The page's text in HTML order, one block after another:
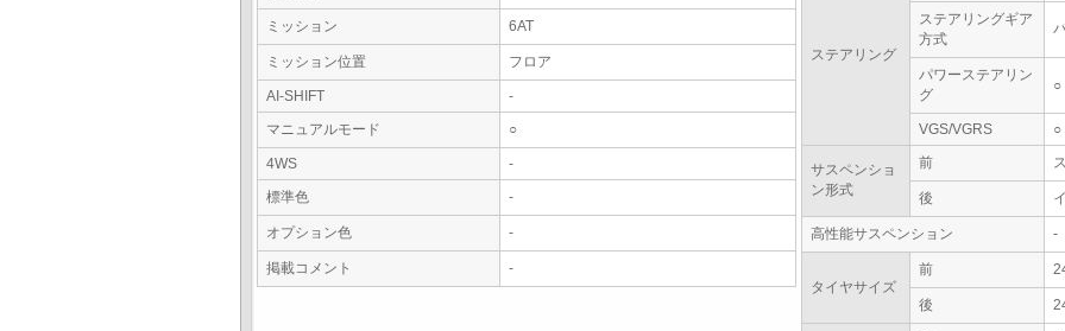
ミッション 6AT
ミッション位置 フロア
AI-SHIFT
-
マニュアルモード
○
4WS
-
標準色
-
オプション色 -
掲載コメント -
ステアリング
ステアリングギア
方式
パワーステアリン
グ
○
VGS/VGRS ○
サスペンショ
ン形式
前
後
高性能サスペンション -
タイヤサイズ
前
後